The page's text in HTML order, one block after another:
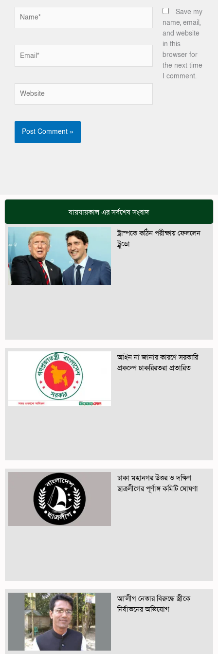
Save my
name, email,
and website
in this
browser for
the next time
I comment.
যায়যায়কাল এর সর্বশেষ সংবাদ
ট্রাম্পকে কঠিন পরীক্ষায় ফেললেন
ট্রুডো
আইন না জানার কারণে সরকারি
প্রকল্পে চাকরিরতরা প্রতারিত
ঢাকা মহানগর উত্তর ও দক্ষিণ
ছাত্রলীগের পূর্ণাঙ্গ কমিটি ঘোষণা
আ’লীগ নেতার বিরুদ্ধে স্ত্রীকে
নির্যাতনের অভিযোগ